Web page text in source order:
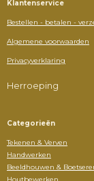
Klantenservice
Bestellen - betalen -
Algemene voorwaarden
Privacyverklaring
Herroeping
Categorieën
Tekenen & Verven
Handwerken
Beeldhouwen &